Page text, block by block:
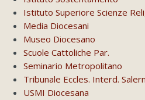
Istituto Superiore Scienze
Media Diocesani
Museo Diocesano
Scuole Cattoliche Par.
Seminario Metropolitano
Tribunale Eccles. Interd.
USMI Diocesana